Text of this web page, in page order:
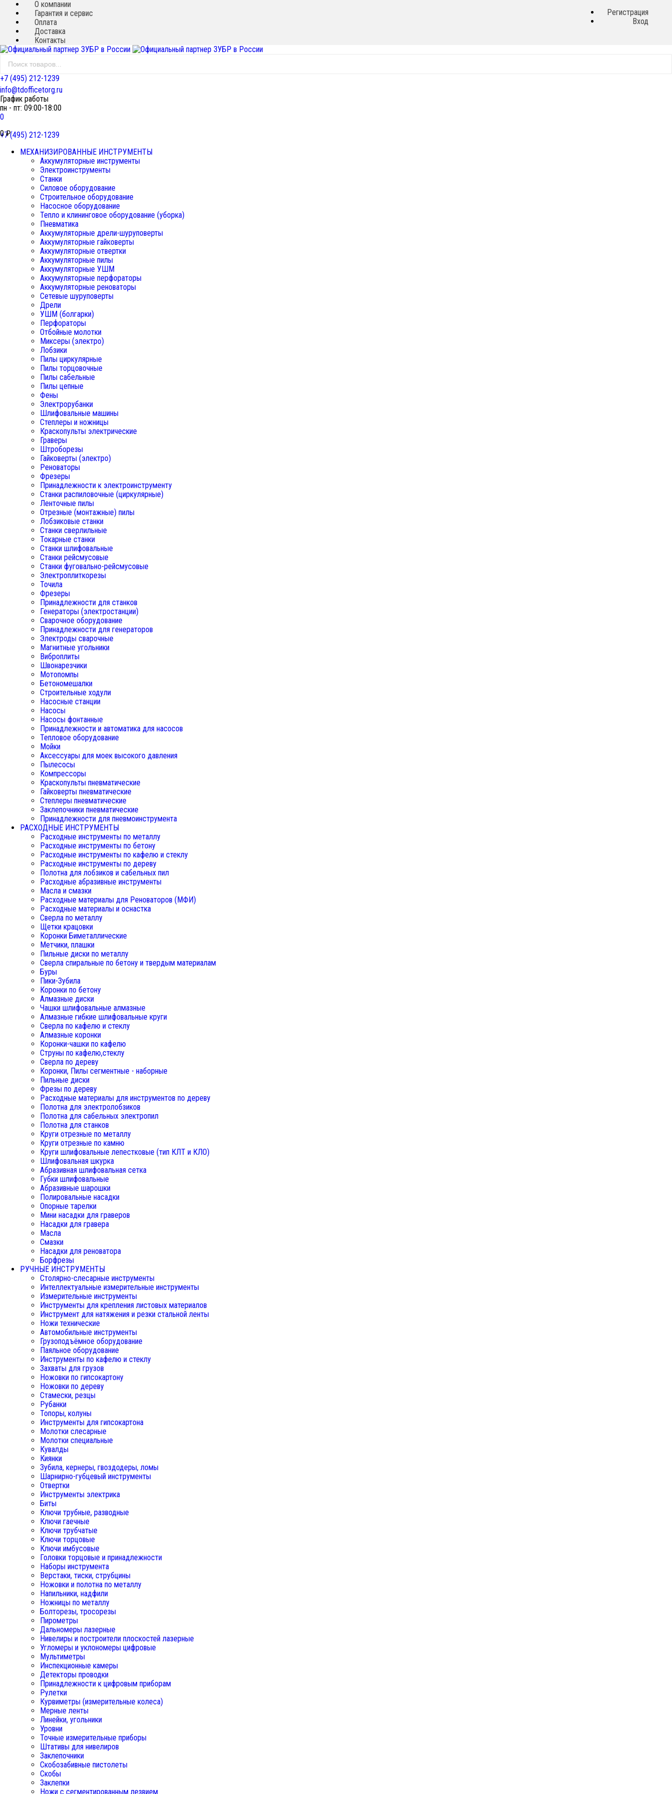
О компании
Гарантия и сервис
Оплата
Доставка
Контакты
Регистрация
Вход
+7 (495) 212-1239
info@tdofficetorg.ru
График работы
пн - пт: 09:00-18:00
0
0₽
+7 (495) 212-1239
МЕХАНИЗИРОВАННЫЕ ИНСТРУМЕНТЫ
Аккумуляторные инструменты
Электроинструменты
Станки
Силовое оборудование
Строительное оборудование
Насосное оборудование
Тепло и клининговое оборудование (уборка)
Пневматика
Аккумуляторные дрели-шуруповерты
Аккумуляторные гайковерты
Аккумуляторные отвертки
Аккумуляторные пилы
Аккумуляторные УШМ
Аккумуляторные перфораторы
Аккумуляторные реноваторы
Сетевые шуруповерты
Дрели
УШМ (болгарки)
Перфораторы
Отбойные молотки
Миксеры (электро)
Лобзики
Пилы циркулярные
Пилы торцовочные
Пилы сабельные
Пилы цепные
Фены
Электрорубанки
Шлифовальные машины
Степлеры и ножницы
Краскопульты электрические
Граверы
Штроборезы
Гайковерты (электро)
Реноваторы
Фрезеры
Принадлежности к электроинструменту
Станки распиловочные (циркулярные)
Ленточные пилы
Отрезные (монтажные) пилы
Лобзиковые станки
Станки сверлильные
Токарные станки
Станки шлифовальные
Станки рейсмусовые
Станки фуговально-рейсмусовые
Электроплиткорезы
Точила
Фрезеры
Принадлежности для станков
Генераторы (электростанции)
Сварочное оборудование
Принадлежности для генераторов
Электроды сварочные
Магнитные угольники
Виброплиты
Швонарезчики
Мотопомпы
Бетономешалки
Строительные ходули
Насосные станции
Насосы
Насосы фонтанные
Принадлежности и автоматика для насосов
Тепловое оборудование
Мойки
Аксессуары для моек высокого давления
Пылесосы
Компрессоры
Краскопульты пневматические
Гайковерты пневматические
Степлеры пневматические
Заклепочники пневматические
Принадлежности для пневмоинструмента
РАСХОДНЫЕ ИНСТРУМЕНТЫ
Расходные инструменты по металлу
Расходные инструменты по бетону
Расходные инструменты по кафелю и стеклу
Расходные инструменты по дереву
Полотна для лобзиков и сабельных пил
Расходные абразивные инструменты
Масла и смазки
Расходные материалы для Реноваторов (МФИ)
Расходные материалы и оснастка
Сверла по металлу
Щетки крацовки
Коронки Биметаллические
Метчики, плашки
Пильные диски по металлу
Сверла спиральные по бетону и твердым материалам
Буры
Пики-Зубила
Коронки по бетону
Алмазные диски
Чашки шлифовальные алмазные
Алмазные гибкие шлифовальные круги
Сверла по кафелю и стеклу
Алмазные коронки
Коронки-чашки по кафелю
Струны по кафелю,стеклу
Сверла по дереву
Коронки, Пилы сегментные - наборные
Пильные диски
Фрезы по дереву
Расходные материалы для инструментов по дереву
Полотна для электролобзиков
Полотна для сабельных электропил
Полотна для станков
Круги отрезные по металлу
Круги отрезные по камню
Круги шлифовальные лепестковые (тип КЛТ и КЛО)
Шлифовальная шкурка
Абразивная шлифовальная сетка
Губки шлифовальные
Абразивные шарошки
Полировальные насадки
Опорные тарелки
Мини насадки для граверов
Насадки для гравера
Масла
Смазки
Насадки для реноватора
Борфрезы
РУЧНЫЕ ИНСТРУМЕНТЫ
Столярно-слесарные инструменты
Интеллектуальные измерительные инструменты
Измерительные инструменты
Инструменты для крепления листовых материалов
Инструмент для натяжения и резки стальной ленты
Ножи технические
Автомобильные инструменты
Грузоподъёмное оборудование
Паяльное оборудование
Инструменты по кафелю и стеклу
Захваты для грузов
Ножовки по гипсокартону
Ножовки по дереву
Стамески, резцы
Рубанки
Топоры, колуны
Инструменты для гипсокартона
Молотки слесарные
Молотки специальные
Кувалды
Киянки
Зубила, кернеры, гвоздодеры, ломы
Шарнирно-губцевый инструменты
Отвертки
Инструменты электрика
Биты
Ключи трубные, разводные
Ключи гаечные
Ключи трубчатые
Ключи торцовые
Ключи имбусовые
Головки торцовые и принадлежности
Наборы инструмента
Верстаки, тиски, струбцины
Ножовки и полотна по металлу
Напильники, надфили
Ножницы по металлу
Болторезы, тросорезы
Пирометры
Дальномеры лазерные
Нивелиры и построители плоскостей лазерные
Угломеры и уклономеры цифровые
Мультиметры
Инспекционные камеры
Детекторы проводки
Принадлежности к цифровым приборам
Рулетки
Курвиметры (измерительные колеса)
Мерные ленты
Линейки, угольники
Уровни
Точные измерительные приборы
Штативы для нивелиров
Заклепочники
Скобозабивные пистолеты
Скобы
Заклепки
Ножи с сегментированным лезвием